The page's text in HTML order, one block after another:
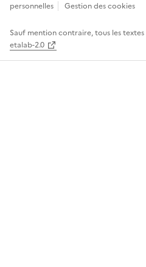
personnelles
Gestion des cookies
Sauf mention contraire, tous les textes
etalab-2.0